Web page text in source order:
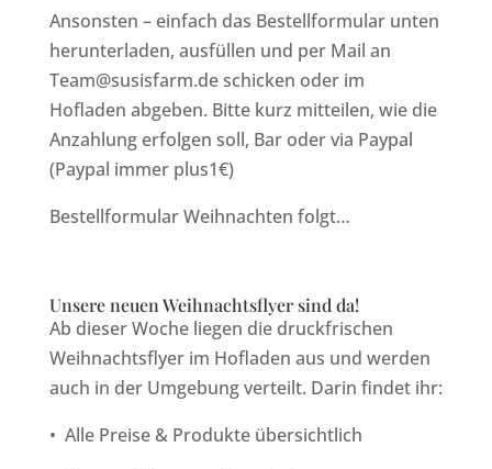
Ansonsten – einfach das Bestellformular unten
herunterladen, ausfüllen und per Mail an
Team@susisfarm.de schicken oder im
Hofladen abgeben. Bitte kurz mitteilen, wie die
Anzahlung erfolgen soll, Bar oder via Paypal
(Paypal immer plus1€)
Bestellformular Weihnachten folgt…
Unsere neuen Weihnachtsflyer sind da!
Ab dieser Woche liegen die druckfrischen
Weihnachtsflyer im Hofladen aus und werden
auch in der Umgebung verteilt. Darin findet ihr:
• Alle Preise & Produkte übersichtlich